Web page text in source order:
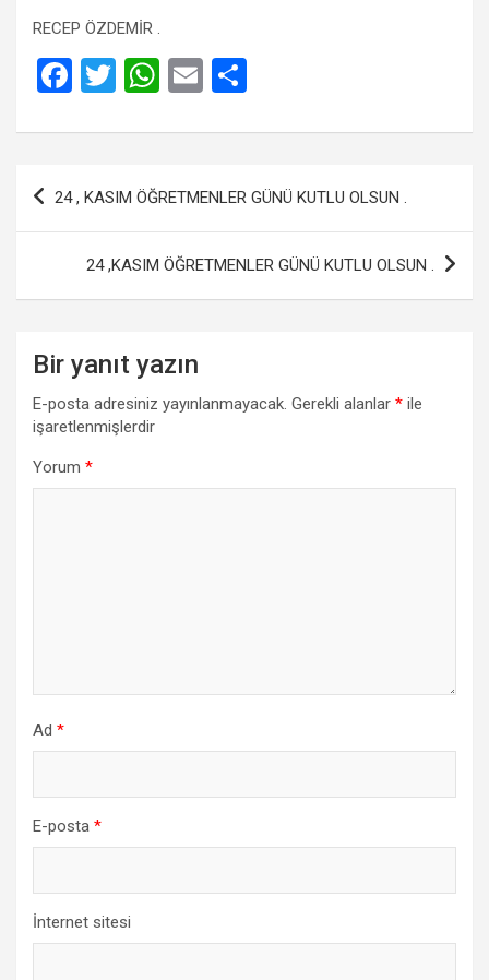
RECEP ÖZDEMİR .
F
ce
b
o
o
k
T
tt
er
W
at
s
A
p
p
E
ail ar
e
Yazı
gezinmesi
24 , KASIM ÖĞRETMENLER GÜNÜ KUTLU OLSUN .
24 ,KASIM ÖĞRETMENLER GÜNÜ KUTLU OLSUN .
Bir yanıt yazın
E-posta adresiniz yayınlanmayacak. Gerekli alanlar * ile
işaretlenmişlerdir
Yorum *
Ad *
E-posta *
İnternet sitesi